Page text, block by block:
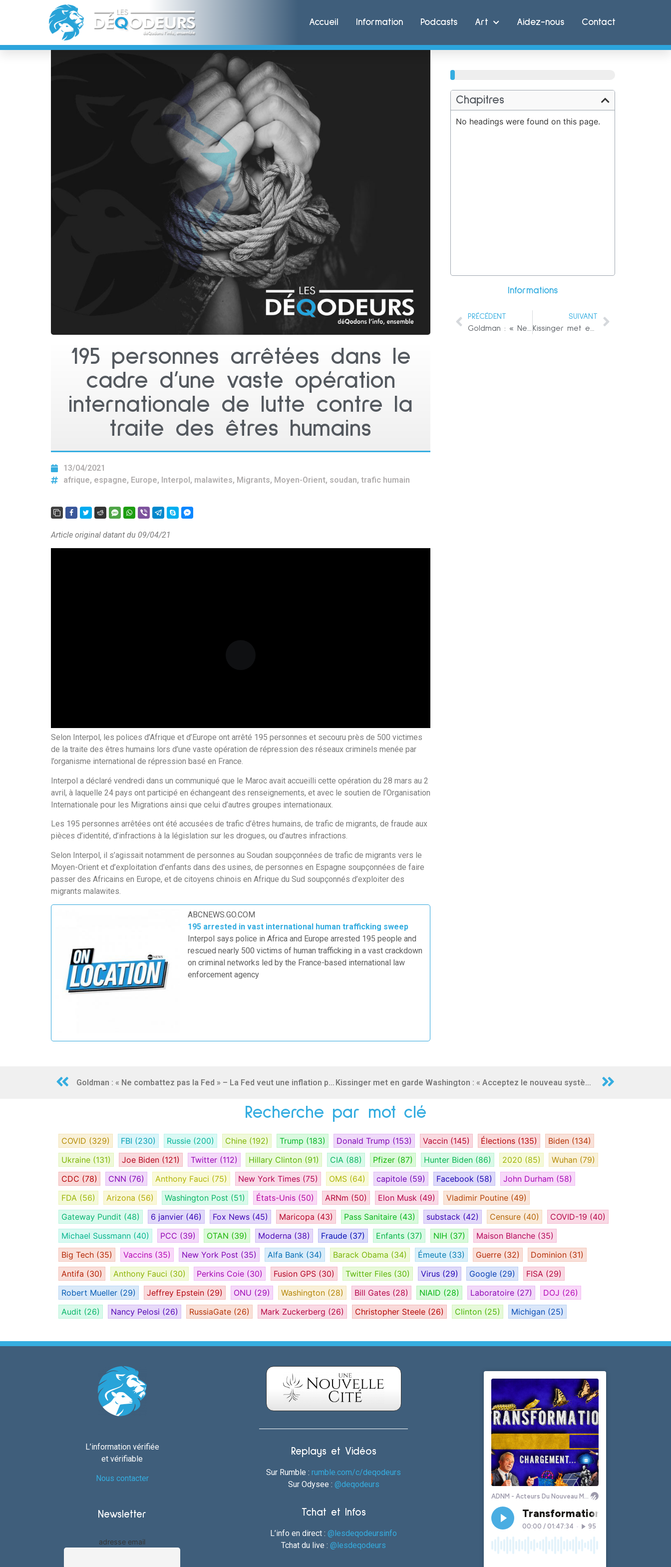
Accueil Information Podcasts Art Aidez-nous Contact
195 personnes arrêtées dans le
cadre d’une vaste opération
internationale de lutte contre la
traite des êtres humains
13/04/2021
afrique, espagne, Europe, Interpol, malawites, Migrants, Moyen-Orient, soudan, trafic humain
Article original datant du 09/04/21
Selon Interpol, les polices d’Afrique et d’Europe ont arrêté 195 personnes et secouru près de 500 victimes
de la traite des êtres humains lors d’une vaste opération de répression des réseaux criminels menée par
l’organisme international de répression basé en France.
Interpol a déclaré vendredi dans un communiqué que le Maroc avait accueilli cette opération du 28 mars au 2
avril, à laquelle 24 pays ont participé en échangeant des renseignements, et avec le soutien de l’Organisation
Internationale pour les Migrations ainsi que celui d’autres groupes internationaux.
Les 195 personnes arrêtées ont été accusées de trafic d’êtres humains, de trafic de migrants, de fraude aux
pièces d’identité, d’infractions à la législation sur les drogues, ou d’autres infractions.
Selon Interpol, il s’agissait notamment de personnes au Soudan soupçonnées de trafic de migrants vers le
Moyen-Orient et d’exploitation d’enfants dans des usines, de personnes en Espagne soupçonnées de faire
passer des Africains en Europe, et de citoyens chinois en Afrique du Sud soupçonnés d’exploiter des
migrants malawites.
ABCNEWS.GO.COM
195 arrested in vast international human trafficking sweep
Interpol says police in Africa and Europe arrested 195 people and
rescued nearly 500 victims of human trafficking in a vast crackdown
on criminal networks led by the France-based international law
enforcement agency
100%
Chapitres
No headings were found on this page.
Informations
PRÉCÉDENT
SUIVANT
Goldman : « Ne combattez pas la Fed » – La Fed veut une inflation plus élevée et elle l’obtiendra Kissinger met en garde Washington : « Acceptez le nouveau système mondial ou faites face à une situation géopolitique d’avant la Première Guerre mondiale »
Recherche par mot clé
COVID (329) FBI (230) Russie (200) Chine (192) Trump (183) Donald Trump (153) Vaccin (145) Élections (135) Biden (134)
Ukraine (131) Joe Biden (121) Twitter (112) Hillary Clinton (91) CIA (88) Pfizer (87) Hunter Biden (86) 2020 (85) Wuhan (79)
CDC (78) CNN (76) Anthony Fauci (75) New York Times (75) OMS (64) capitole (59) Facebook (58) John Durham (58)
FDA (56) Arizona (56) Washington Post (51) États-Unis (50) ARNm (50) Elon Musk (49) Vladimir Poutine (49)
Gateway Pundit (48) 6 janvier (46) Fox News (45) Maricopa (43) Pass Sanitaire (43) substack (42) Censure (40) COVID-19 (40)
Michael Sussmann (40) PCC (39) OTAN (39) Moderna (38) Fraude (37) Enfants (37) NIH (37) Maison Blanche (35)
Big Tech (35) Vaccins (35) New York Post (35) Alfa Bank (34) Barack Obama (34) Émeute (33) Guerre (32) Dominion (31)
Antifa (30) Anthony Fauci (30) Perkins Coie (30) Fusion GPS (30) Twitter Files (30) Virus (29) Google (29) FISA (29)
Robert Mueller (29) Jeffrey Epstein (29) ONU (29) Washington (28) Bill Gates (28) NIAID (28) Laboratoire (27) DOJ (26)
Audit (26) Nancy Pelosi (26) RussiaGate (26) Mark Zuckerberg (26) Christopher Steele (26) Clinton (25) Michigan (25)
L’information vérifiée
et vérifiable
Nous contacter
Newsletter
adresse email
Replays et Vidéos
Sur Rumble :rumble.com/c/deqodeurs
Sur Odysee : @deqodeurs
Tchat et Infos
L’info en direct :@lesdeqodeursinfo
Tchat du live :@lesdeqodeurs